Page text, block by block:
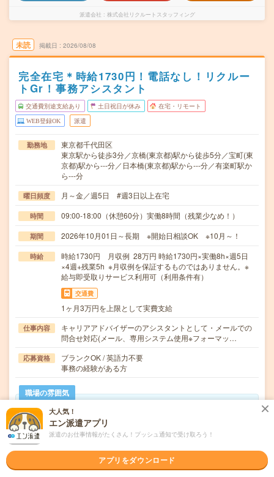
派遣会社 株式会社リクルートスタッフィング
未読 掲載日 2026/08/08
完全在宅＊時給1730円！電話なし！リクルー
トGr！事務アシスタント
交通費別途支給あり 土日祝日が休み 在宅・リモート
WEB登録OK 派遣
勤務地
東京都千代田区
東京駅から徒歩3分／京橋(東京都)駅から徒歩5分／宝町(東
京都)駅から---分／日本橋(東京都)駅から---分／有楽町駅か
ら---分
曜日頻度 月～金／週5日 #週3日以上在宅
時間 09:00-18:00（休憩60分）実働8時間（残業少なめ！）
期間 2026年10月01日～長期 ※開始日相談OK ※10月～！
時給
時給1730円 月収例 28万円 時給1730円×実働8h×週5日
×4週+残業5h ※月収例を保証するものではありません。※
給与即受取りサービス利用可（利用条件有）
交通費
1ヶ月3万円を上限として実費支給
仕事内容
キャリアアドバイザーのアシスタントとして・メールでの
問合せ対応(メール、専用システム使用※フォーマッ…
応募資格
ブランクOK / 英語力不要
事務の経験がある方
職場の雰囲気
職場の様子
活気がある
仕事の仕方
テキパキ
大人気！
エン派遣アプリ
派遣のお仕事情報がたくさん！プッシュ通知で受け取ろう！
アプリをダウンロード